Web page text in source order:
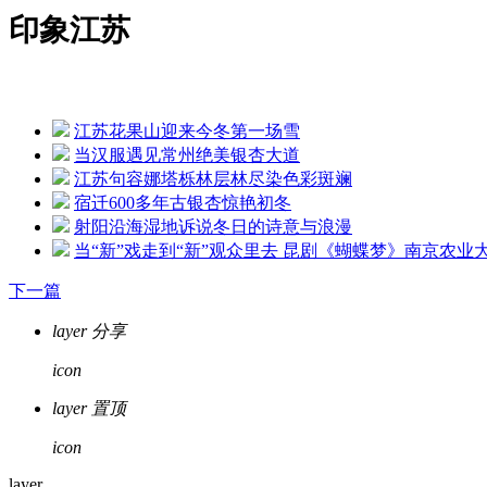
· 岗位上新 江苏各地举办新年首场招聘会
· 苏州：奋力打造全球具有领先地位的“智造之城”
印象江苏
江苏花果山迎来今冬第一场雪
当汉服遇见常州绝美银杏大道
江苏句容娜塔栎林层林尽染色彩斑斓
宿迁600多年古银杏惊艳初冬
射阳沿海湿地诉说冬日的诗意与浪漫
当“新”戏走到“新”观众里去 昆剧《蝴蝶梦》南京农业
下一篇
layer 分享
icon
layer 置顶
icon